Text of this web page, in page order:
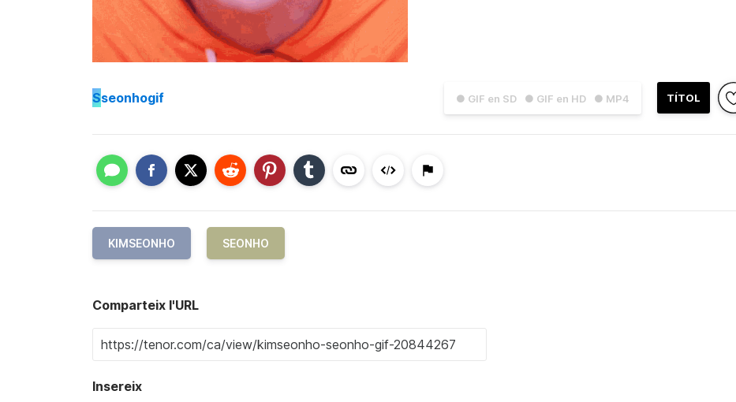
● GIF en SD ● GIF en HD ● MP4 TÍTOL
Sseonhogif
KIMSEONHO SEONHO
Comparteix l'URL
Insereix